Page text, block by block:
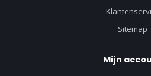
Sitemap
Mijn